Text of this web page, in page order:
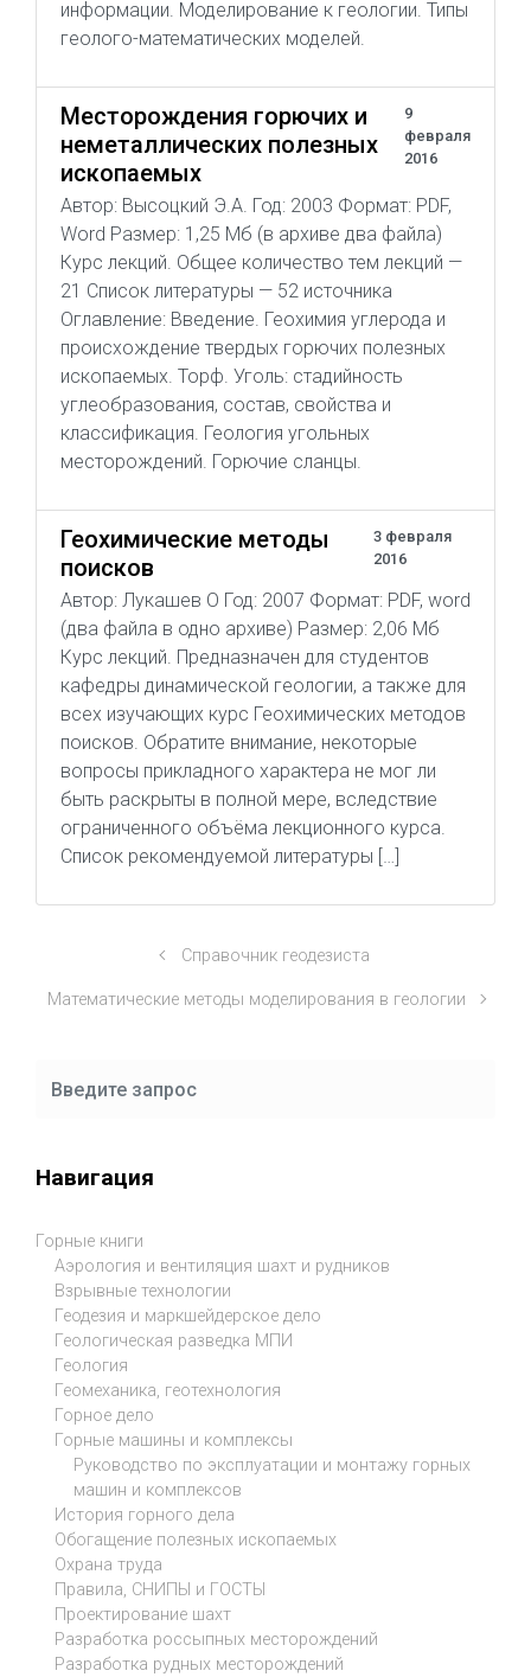
информации. Моделирование к геологии. Типы
геолого-математических моделей.
Месторождения горючих и
неметаллических полезных
ископаемых
9
февраля
2016
Автор: Высоцкий Э.А. Год: 2003 Формат: PDF,
Word Размер: 1,25 Мб (в архиве два файла)
Курс лекций. Общее количество тем лекций —
21 Список литературы — 52 источника
Оглавление: Введение. Геохимия углерода и
происхождение твердых горючих полезных
ископаемых. Торф. Уголь: стадийность
углеобразования, состав, свойства и
классификация. Геология угольных
месторождений. Горючие сланцы.
Геохимические методы
поисков
3 февраля
2016
Автор: Лукашев О Год: 2007 Формат: PDF, word
(два файла в одно архиве) Размер: 2,06 Мб
Курс лекций. Предназначен для студентов
кафедры динамической геологии, а также для
всех изучающих курс Геохимических методов
поисков. Обратите внимание, некоторые
вопросы прикладного характера не мог ли
быть раскрыты в полной мере, вследствие
ограниченного объёма лекционного курса.
Список рекомендуемой литературы […]
Справочник геодезиста
Математические методы моделирования в геологии
Навигация
Горные книги
Аэрология и вентиляция шахт и рудников
Взрывные технологии
Геодезия и маркшейдерское дело
Геологическая разведка МПИ
Геология
Геомеханика, геотехнология
Горное дело
Горные машины и комплексы
Руководство по эксплуатации и монтажу горных
машин и комплексов
История горного дела
Обогащение полезных ископаемых
Охрана труда
Правила, СНИПЫ и ГОСТЫ
Проектирование шахт
Разработка россыпных месторождений
Разработка рудных месторождений